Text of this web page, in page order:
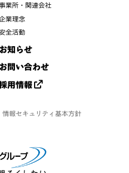
業所・関連会社
業理念
全活動
お知らせ
お問い合わせ
用情報
情報セキュリティ基本方針